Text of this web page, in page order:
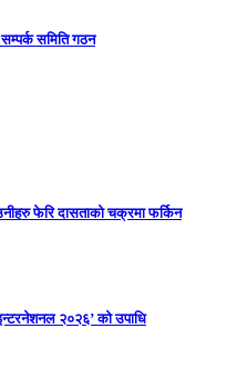
समिति गठन
फेरि दासताको चक्रमा फर्किन
२०२६’ को उपाधि